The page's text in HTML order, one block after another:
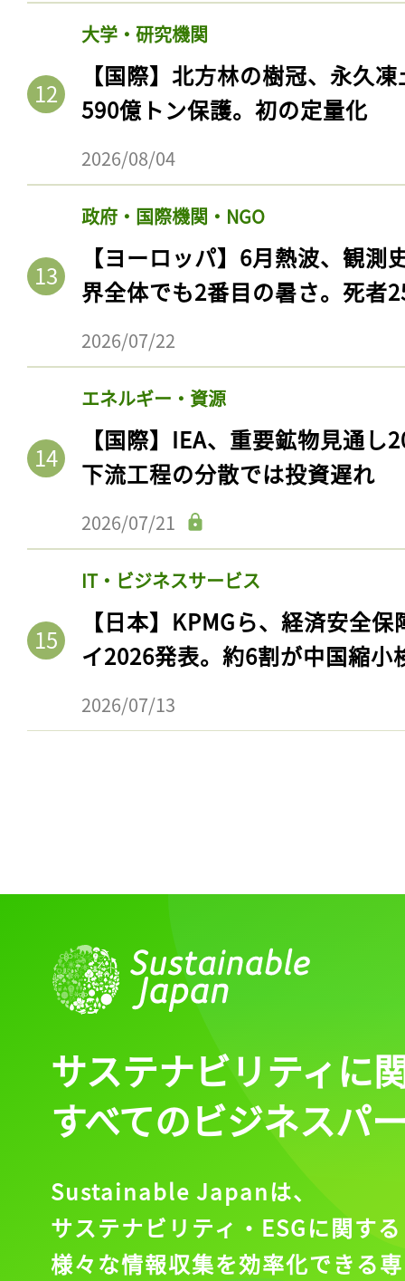
大学・研究機関
【国際】北方林の樹冠、永久
590億トン保護。初の定量化
2026/08/04
政府・国際機関・NGO
【ヨーロッパ】6月熱波、観
界全体でも2番目の暑さ。死者
2026/07/22
エネルギー・資源
【国際】IEA、重要鉱物見通
下流工程の分散では投資遅れ
2026/07/21
IT・ビジネスサービス
【日本】KPMGら、経済安全
イ2026発表。約6割が中国縮小
2026/07/13
ログイン
会員登録
サステナビリティに
すべてのビジネスパ
Sustainable Japanは、
サステナビリティ・ESGに関する
様々な情報収集を効率化できる